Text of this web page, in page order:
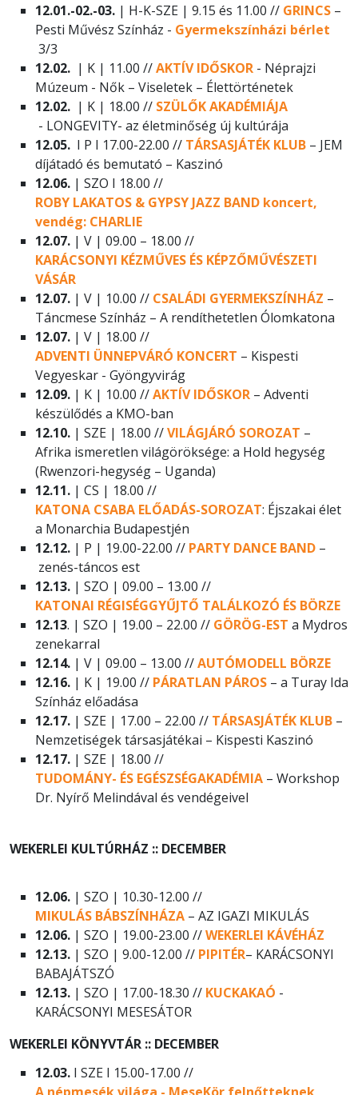
12.01.-02.-03. | H-K-SZE | 9.15 és 11.00 // GRINCS –
Pesti Művész Színház - Gyermekszínházi bérlet
3/3
12.02. | K | 11.00 //AKTÍV IDŐSKOR - Néprajzi
Múzeum - Nők – Viseletek – Élettörténetek
12.02. | K | 18.00 // SZÜLŐK AKADÉMIÁJA
- LONGEVITY- az életminőség új kultúrája
12.05. I P I 17.00-22.00 // TÁRSASJÁTÉK KLUB – JEM
díjátadó és bemutató – Kaszinó
12.06. | SZO I 18.00 //
ROBY LAKATOS & GYPSY JAZZ BAND koncert,
vendég: CHARLIE
12.07. | V | 09.00 – 18.00 //
KARÁCSONYI KÉZMŰVES ÉS KÉPZŐMŰVÉSZETI
VÁSÁR
12.07. | V | 10.00 // CSALÁDI GYERMEKSZÍNHÁZ –
Táncmese Színház – A rendíthetetlen Ólomkatona
12.07. | V | 18.00 //
ADVENTI ÜNNEPVÁRÓ KONCERT – Kispesti
Vegyeskar - Gyöngyvirág
12.09. | K | 10.00 //AKTÍV IDŐSKOR – Adventi
készülődés a KMO-ban
12.10. | SZE | 18.00 //VILÁGJÁRÓ SOROZAT –
Afrika ismeretlen világöröksége: a Hold hegység
(Rwenzori-hegység – Uganda)
12.11. | CS | 18.00 //
KATONA CSABA ELŐADÁS-SOROZAT: Éjszakai élet
a Monarchia Budapestjén
12.12. | P | 19.00-22.00 // PARTY DANCE BAND –
zenés-táncos est
12.13. | SZO | 09.00 – 13.00 //
KATONAI RÉGISÉGGYŰJTŐ TALÁLKOZÓ ÉS BÖRZE
12.13. | SZO | 19.00 – 22.00 // GÖRÖG-EST a Mydros
zenekarral
12.14. | V | 09.00 – 13.00 //AUTÓMODELL BÖRZE
12.16. | K | 19.00 // PÁRATLAN PÁROS – a Turay Ida
Színház előadása
12.17. | SZE | 17.00 – 22.00 // TÁRSASJÁTÉK KLUB –
Nemzetiségek társasjátékai – Kispesti Kaszinó
12.17. | SZE | 18.00 //
TUDOMÁNY- ÉS EGÉSZSÉGAKADÉMIA – Workshop
Dr. Nyírő Melindával és vendégeivel
WEKERLEI KULTÚRHÁZ :: DECEMBER
12.06. | SZO | 10.30-12.00 //
MIKULÁS BÁBSZÍNHÁZA – AZ IGAZI MIKULÁS
12.06. | SZO | 19.00-23.00 //WEKERLEI KÁVÉHÁZ
12.13. | SZO | 9.00-12.00 // PIPITÉR– KARÁCSONYI
BABAJÁTSZÓ
12.13. | SZO | 17.00-18.30 // KUCKAKAÓ -
KARÁCSONYI MESESÁTOR
WEKERLEI KÖNYVTÁR :: DECEMBER
12.03. I SZE I 15.00-17.00 //